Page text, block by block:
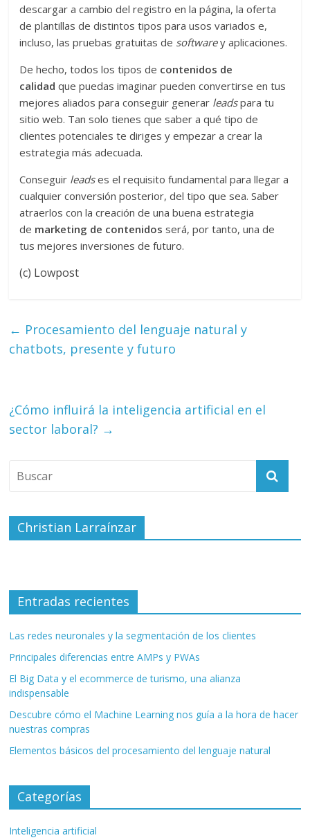
descargar a cambio del registro en la página, la oferta
de plantillas de distintos tipos para usos variados e,
incluso, las pruebas gratuitas de softwarey aplicaciones.
De hecho, todos los tipos de contenidos de
calidad que puedas imaginar pueden convertirse en tus
mejores aliados para conseguir generar leadspara tu
sitio web. Tan solo tienes que saber a qué tipo de
clientes potenciales te diriges y empezar a crear la
estrategia más adecuada.
Conseguir leadses el requisito fundamental para llegar a
cualquier conversión posterior, del tipo que sea. Saber
atraerlos con la creación de una buena estrategia
de marketing de contenidos será, por tanto, una de
tus mejores inversiones de futuro.
(c) Lowpost
← Procesamiento del lenguaje natural y
chatbots, presente y futuro
¿Cómo influirá la inteligencia artificial en el
sector laboral? →
Christian Larraínzar
Entradas recientes
Las redes neuronales y la segmentación de los clientes
Principales diferencias entre AMPs y PWAs
El Big Data y el ecommerce de turismo, una alianza
indispensable
Descubre cómo el Machine Learning nos guía a la hora de hacer
nuestras compras
Elementos básicos del procesamiento del lenguaje natural
Categorías
Inteligencia artificial